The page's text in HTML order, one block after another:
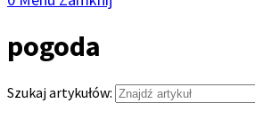
pogoda
Szukaj artykułów: